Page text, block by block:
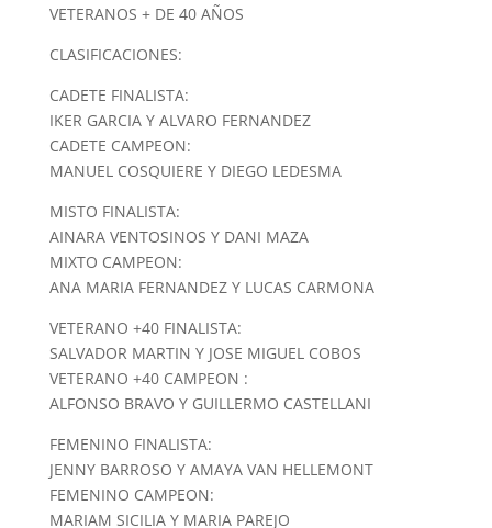
VETERANOS + DE 40 AÑOS
CLASIFICACIONES:
CADETE FINALISTA:
IKER GARCIA Y ALVARO FERNANDEZ
CADETE CAMPEON:
MANUEL COSQUIERE Y DIEGO LEDESMA
MISTO FINALISTA:
AINARA VENTOSINOS Y DANI MAZA
MIXTO CAMPEON:
ANA MARIA FERNANDEZ Y LUCAS CARMONA
VETERANO +40 FINALISTA:
SALVADOR MARTIN Y JOSE MIGUEL COBOS
VETERANO +40 CAMPEON :
ALFONSO BRAVO Y GUILLERMO CASTELLANI
FEMENINO FINALISTA:
JENNY BARROSO Y AMAYA VAN HELLEMONT
FEMENINO CAMPEON:
MARIAM SICILIA Y MARIA PAREJO